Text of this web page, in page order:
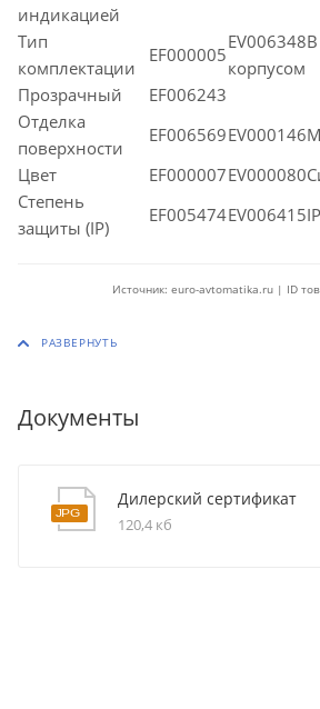
индикацией
Тип
комплектации
EF000005
корпусом
Прозрачный
EF006243
Отделка
поверхности
EF006569
Цвет
EF000007
Степень
защиты (IP)
EF005474
Источник: euro-avtomatika.ru | ID
Документы
Дилерский сертификат
120,4 кб